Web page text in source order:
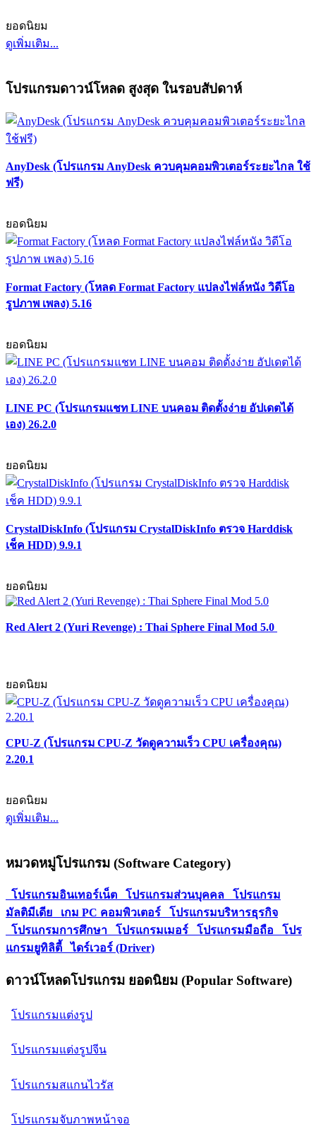
ยอดนิยม
ดูเพิ่มเติม...
โปรแกรมดาวน์โหลด สูงสุด ในรอบสัปดาห์
AnyDesk (โปรแกรม AnyDesk ควบคุมคอมพิวเตอร์ระยะไกล ใช้
ฟรี)
ยอดนิยม
Format Factory (โหลด Format Factory แปลงไฟล์หนัง วิดีโอ
รูปภาพ เพลง) 5.16
ยอดนิยม
LINE PC (โปรแกรมแชท LINE บนคอม ติดตั้งง่าย อัปเดตได้
เอง) 26.2.0
ยอดนิยม
CrystalDiskInfo (โปรแกรม CrystalDiskInfo ตรวจ Harddisk
เช็ค HDD) 9.9.1
ยอดนิยม
Red Alert 2 (Yuri Revenge) : Thai Sphere Final Mod 5.0
ยอดนิยม
CPU-Z (โปรแกรม CPU-Z วัดดูความเร็ว CPU เครื่องคุณ)
2.20.1
ยอดนิยม
ดูเพิ่มเติม...
หมวดหมู่โปรแกรม (Software Category)
โปรแกรมอินเทอร์เน็ต โปรแกรมส่วนบุคคล
โปรแกรม
มัลติมีเดีย
เกม PC คอมพิวเตอร์
โปรแกรมบริหารธุรกิจ
โปรแกรมการศึกษา
โปรแกรมเมอร์ โปรแกรมมือถือ
โปร
แกรมยูทิลิตี้
ไดร์เวอร์ (Driver)
ดาวน์โหลดโปรแกรม ยอดนิยม (Popular Software)
โปรแกรมแต่งรูป
โปรแกรมแต่งรูปจีน
โปรแกรมสแกนไวรัส
โปรแกรมจับภาพหน้าจอ